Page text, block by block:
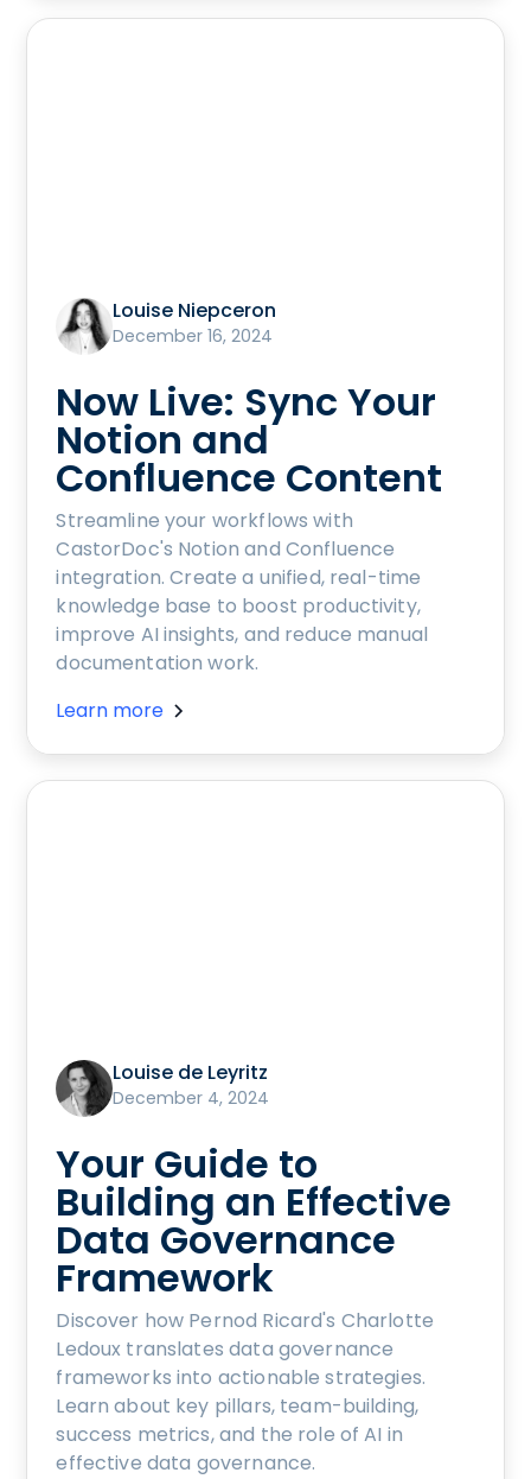
Louise Niepceron
December 16, 2024
Now Live: Sync Your
Notion and
Confluence Content
Streamline your workflows with
CastorDoc's Notion and Confluence
integration. Create a unified, real-time
knowledge base to boost productivity,
improve AI insights, and reduce manual
documentation work.
Learn more
Louise de Leyritz
December 4, 2024
Your Guide to
Building an Effective
Data Governance
Framework
Discover how Pernod Ricard's Charlotte
Ledoux translates data governance
frameworks into actionable strategies.
Learn about key pillars, team-building,
success metrics, and the role of AI in
effective data governance.